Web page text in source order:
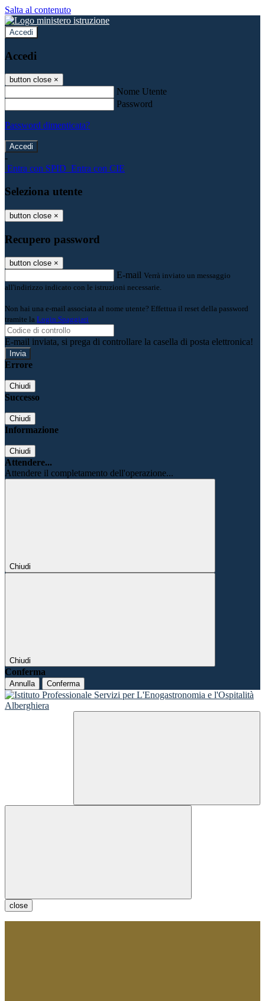
Salta al contenuto
Accedi
Accedi
button close ×
Nome Utente
Password
Password dimenticata?
-
Entra con SPID Entra con CIE
Seleziona utente
button close ×
Recupero password
button close ×
E-mail Verrà inviato un messaggio
all'indirizzo indicato con le istruzioni necessarie.
Non hai una e-mail associata al nome utente? Effettua il reset della password
tramite la Login Spaggiari
E-mail inviata, si prega di controllare la casella di posta elettronica!
Errore
Chiudi
Successo
Chiudi
Informazione
Chiudi
Attendere...
Attendere il completamento dell'operazione...
Chiudi
Chiudi
Conferma
Annulla Conferma
close